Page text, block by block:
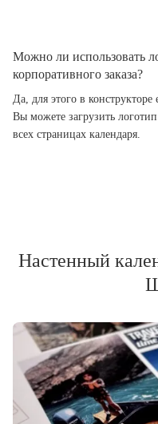
Можно ли использовать
корпоративного заказа?
Да, для этого в
Вы можете загрузить
всех страницах календаря.
Настенный